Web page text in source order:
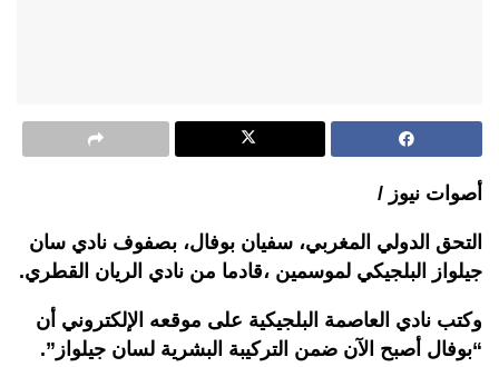
أصوات نيوز /
التحق الدولي المغربي، سفيان بوفال، بصفوف نادي سان
جيلواز البلجيكي لموسمين ،قادما من نادي الريان القطري.
وكتب نادي العاصمة البلجيكية على موقعه الإلكتروني أن
“بوفال أصبح الآن ضمن التركيبة البشرية لسان جيلواز”.